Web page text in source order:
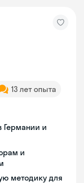
13 лет опыта
Германии и
и
методику для